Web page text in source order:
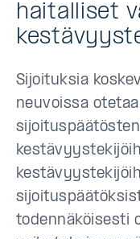
haitalliset
Sijoituksia
neuvoissa
todennäköisesti